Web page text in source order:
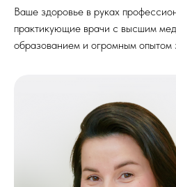
Ваше здоровье в руках
практикующие врачи с высшим
образованием и огромным опытом